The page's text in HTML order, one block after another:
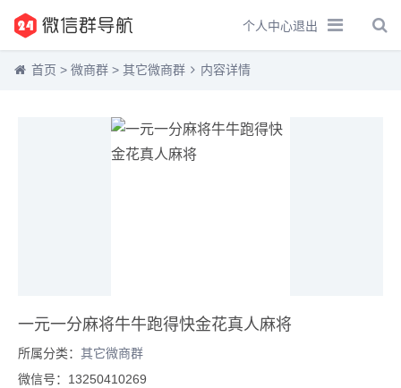
个人中心退出
首页 > 微商群 > 其它微商群 内容详情
一元一分麻将牛牛跑得快金花真人麻将
所属分类： 其它微商群
微信号：13250410269